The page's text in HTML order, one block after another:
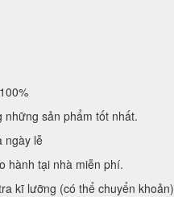
những sản phẩm tốt nhất.
ngày lễ
hành tại nhà miễn phí.
kĩ lưỡng (có thể chuyển khoản)